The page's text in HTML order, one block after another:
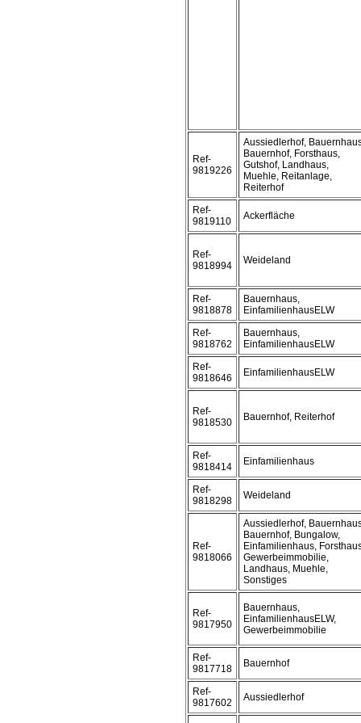
Ref-
9819226
Aussiedlerhof,
Bauernhof, Forsthaus,
Gutshof, Landhaus,
Muehle, Reitanlage,
Reiterhof
Ref-
9819110
Ackerfläche
Ref-
9818994
Weideland
Ref-
9818878
Bauernhaus,
EinfamilienhausELW
Ref-
9818762
Bauernhaus,
EinfamilienhausELW
Ref-
9818646
EinfamilienhausELW
Ref-
9818530
Bauernhof, Reiterhof
Ref-
9818414
Einfamilienhaus
Ref-
9818298
Weideland
Ref-
9818066
Aussiedlerhof,
Bauernhof, Bungalow,
Einfamilienhaus,
Gewerbeimmobilie,
Landhaus, Muehle,
Sonstiges
Ref-
9817950
Bauernhaus,
EinfamilienhausELW,
Gewerbeimmobilie
Ref-
9817718
Bauernhof
Ref-
9817602
Aussiedlerhof